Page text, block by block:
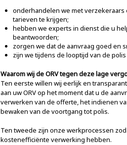
onderhandelen we met
tarieven te krijgen;
hebben we experts in dienst die u
beantwoorden;
zorgen we dat de aanvraag goed en
zijn we tijdens de looptijd van de
Waarom wij de ORV tegen deze lage
Ten eerste willen wij eerlijk en
aan uw ORV op het moment dat u de
verwerken van de offerte, het indienen
bewaken van de voortgang tot polis.
Ten tweede zijn onze werkprocessen
kostenefficiënte verwerking hebben.